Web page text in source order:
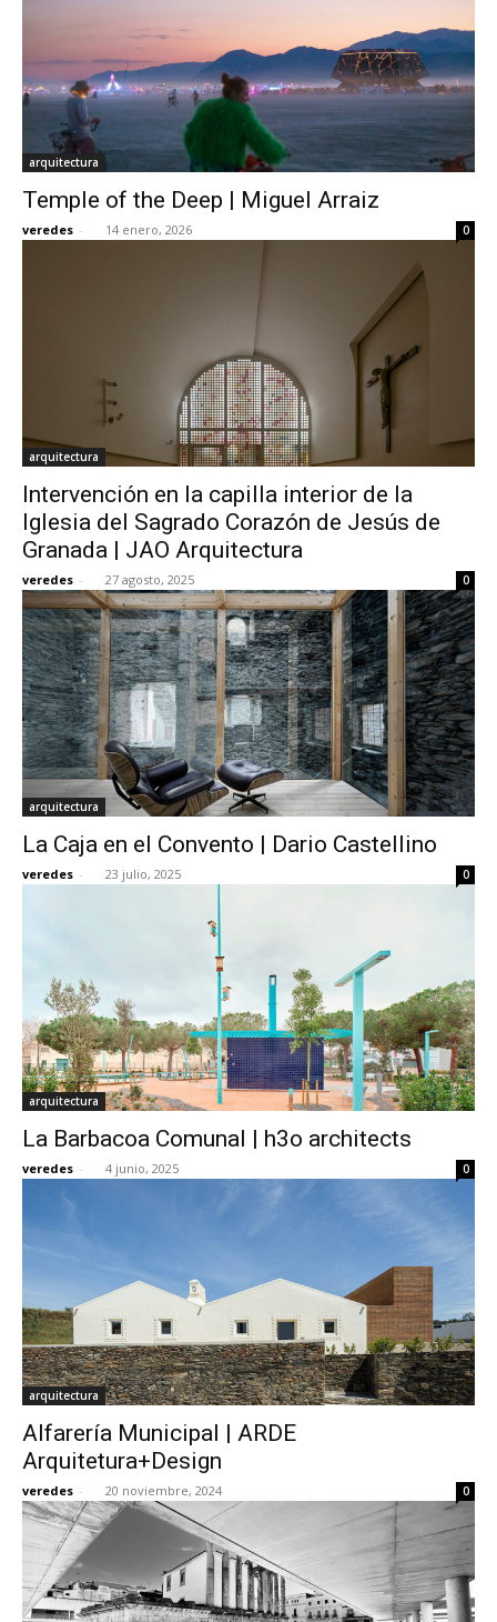
arquitectura
Temple of the Deep | Miguel Arraiz
veredes - 14 enero, 2026 0
arquitectura
Intervención en la capilla interior de la
Iglesia del Sagrado Corazón de Jesús de
Granada | JAO Arquitectura
veredes - 27 agosto, 2025 0
arquitectura
La Caja en el Convento | Dario Castellino
veredes - 23 julio, 2025 0
arquitectura
La Barbacoa Comunal | h3o architects
veredes - 4 junio, 2025 0
arquitectura
Alfarería Municipal | ARDE
Arquitetura+Design
veredes - 20 noviembre, 2024 0